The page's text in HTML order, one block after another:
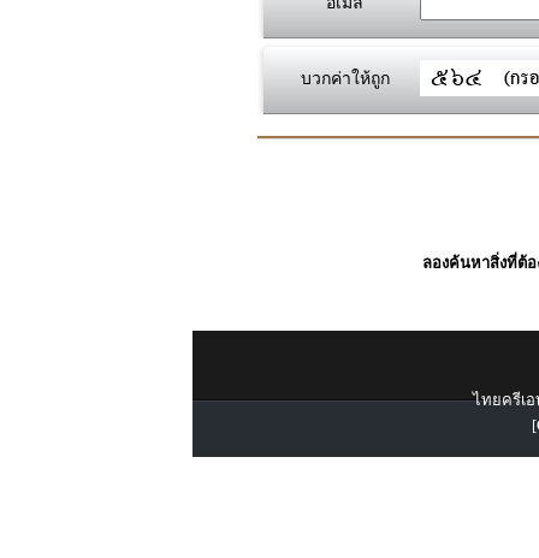
บวกค่าให้ถูก
ลองค้นหาสิ่งที่ต้อ
ไทยครีเอ
[